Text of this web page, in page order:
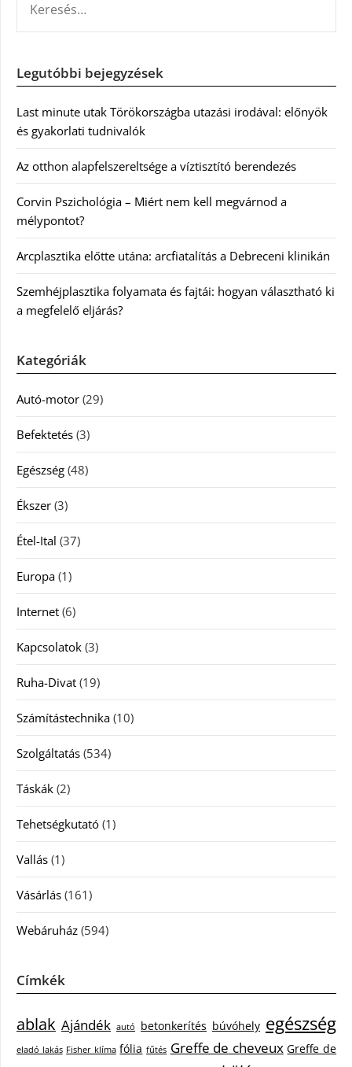
Legutóbbi bejegyzések
Last minute utak Törökországba utazási irodával: előnyök
és gyakorlati tudnivalók
Az otthon alapfelszereltsége a víztisztító berendezés
Corvin Pszichológia – Miért nem kell megvárnod a
mélypontot?
Arcplasztika előtte utána: arcfiatalítás a Debreceni klinikán
Szemhéjplasztika folyamata és fajtái: hogyan választható ki
a megfelelő eljárás?
Kategóriák
Autó-motor (29)
Befektetés (3)
Egészség (48)
Ékszer (3)
Étel-Ital (37)
Europa (1)
Internet (6)
Kapcsolatok (3)
Ruha-Divat (19)
Számítástechnika (10)
Szolgáltatás (534)
Táskák (2)
Tehetségkutató (1)
Vallás (1)
Vásárlás (161)
Webáruház (594)
Címkék
ablak Ajándék autó betonkerítés búvóhely egészség
eladó lakás Fisher klíma fólia fűtés Greffe de cheveux Greffe de